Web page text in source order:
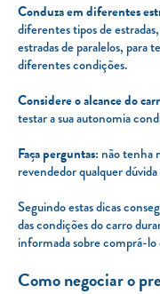
Conduza em diferentes
diferentes tipos de
estradas de paralelos, para
diferentes condições.
Considere o alcance do
testar a sua autonomia
Faça perguntas: não tenha
revendedor qualquer
Seguindo estas dicas
das condições do carro
informada sobre comprá-lo
Como negociar o